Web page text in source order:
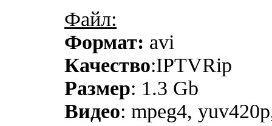
Файл:
Формат: avi
Качество:IPTVRip
Размер: 1.3 Gb
Видео: mpeg4,